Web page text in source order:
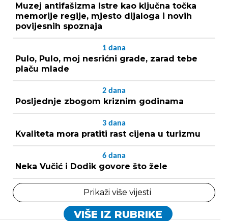
Muzej antifašizma Istre kao ključna točka
memorije regije, mjesto dijaloga i novih
povijesnih spoznaja
1 dana
Pulo, Pulo, moj nesrićni grade, zarad tebe
plaču mlade
2 dana
Posljednje zbogom kriznim godinama
3 dana
Kvaliteta mora pratiti rast cijena u turizmu
6 dana
Neka Vučić i Dodik govore što žele
Prikaži više vijesti
VIŠE IZ RUBRIKE